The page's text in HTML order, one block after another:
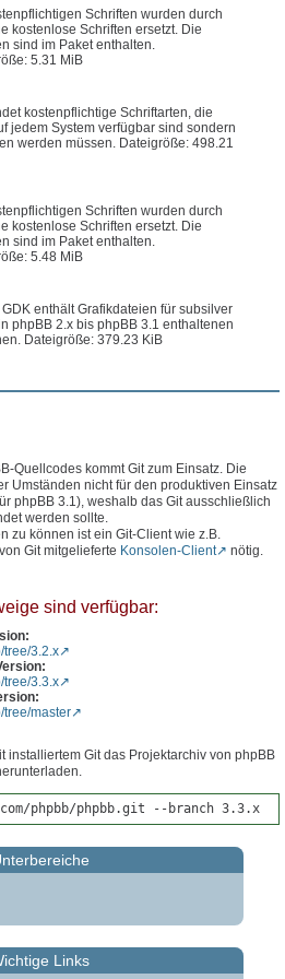
Schriften wurden durch
kostenlose Schriften ersetzt. Die
sind im Paket enthalten.
5.31 MiB
kostenpflichtige Schriftarten, die
jedem System verfügbar sind sondern
werden müssen. Dateigröße: 498.21
Schriften wurden durch
kostenlose Schriften ersetzt. Die
sind im Paket enthalten.
5.48 MiB
GDK enthält Grafikdateien für subsilver
phpBB 2.x bis phpBB 3.1 enthaltenen
Dateigröße: 379.23 KiB
Quellcodes kommt Git zum Einsatz. Die
Umständen nicht für den produktiven Einsatz
phpBB 3.1), weshalb das Git ausschließlich
werden sollte.
zu können ist ein Git-Client wie z.B.
Git mitgelieferte Konsolen-Client nötig.
sind verfügbar:
tree/3.2.x
tree/3.3.x
tree/master
installiertem Git das Projektarchiv von phpBB
phpbb/phpbb.git --branch 3.3.x
Links